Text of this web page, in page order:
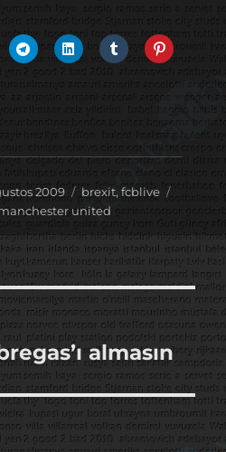
2009 Kategoriler
brexit, fcblive
united
almasın